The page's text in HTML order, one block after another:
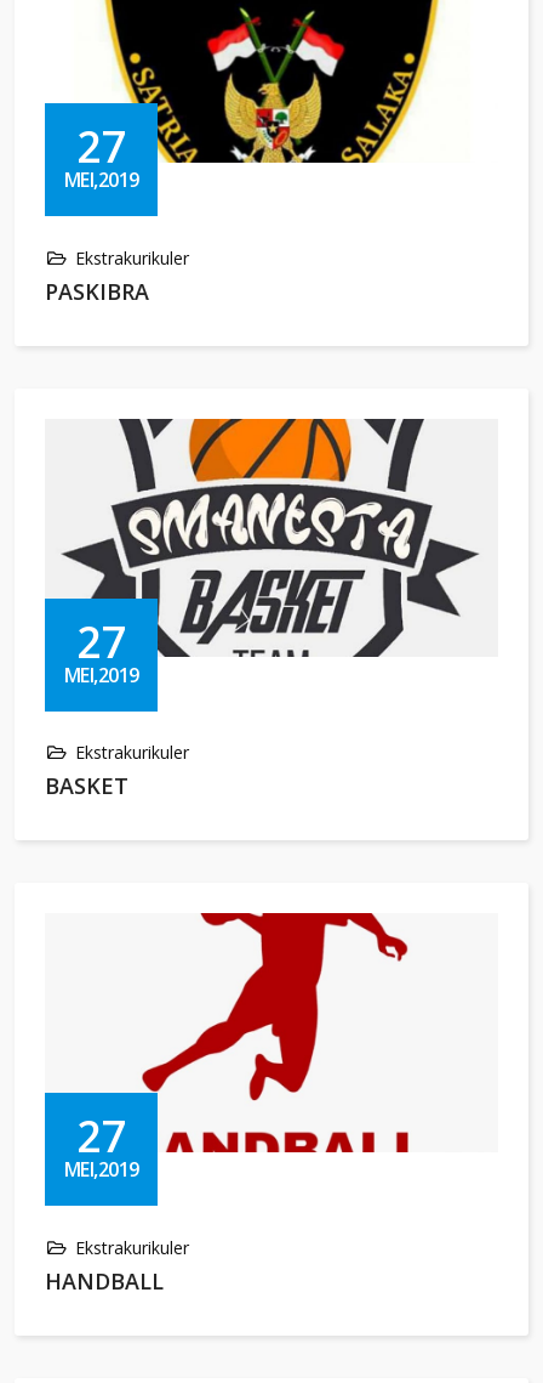
27
MEI,2019
Ekstrakurikuler
PASKIBRA
27
MEI,2019
Ekstrakurikuler
BASKET
27
MEI,2019
Ekstrakurikuler
HANDBALL